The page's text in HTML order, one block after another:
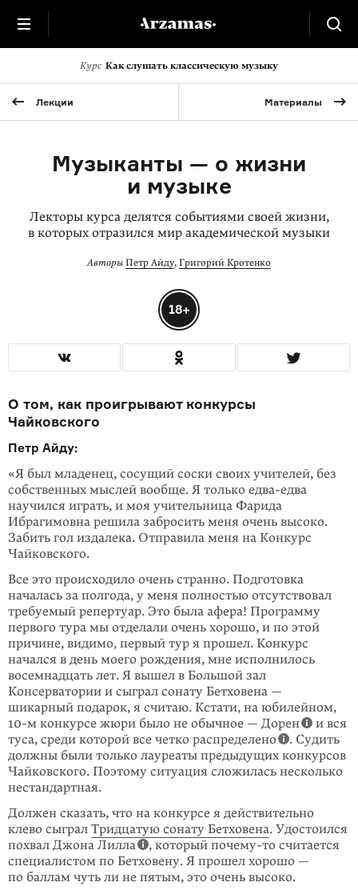
Курс Как слушать классическую музыку
Лекции Материалы
Музыканты — о жизни
и музыке
Лекторы курса делятся событиями своей жизни,
в которых отразился мир академической музыки
Авторы Петр Айду, Григорий Кротенко
18+
О том, как проигрывают конкурсы
Чайковского
Петр Айду:
«Я был младенец, сосущий соски своих учителей, без
собственных мыслей вообще. Я только едва-едва
научился играть, и моя учительница Фарида
Ибрагимовна решила забросить меня очень высоко.
Забить гол издалека. Отправила меня на Конкурс
Чайковского.
Все это происходило очень странно. Подготовка
началась за полгода, у меня полностью отсутствовал
требуемый репертуар. Это была афера! Программу
первого тура мы отделали очень хорошо, и по этой
причине, видимо, первый тур я прошел. Конкурс
начался в день моего рождения, мне исполнилось
восемнадцать лет. Я вышел в Большой зал
Консерватории и сыграл сонату Бетховена —
шикарный подарок, я считаю. Кстати, на юбилейном,
10-м конкурсе жюри было не обычное — Дорен
и вся
туса, среди которой все четко распределено
. Судить
должны были только лауреаты предыдущих конкурсов
Чайковского. Поэтому ситуация сложилась несколько
нестандартная.
Должен сказать, что на конкурсе я действительно
клево сыграл Тридцатую сонату Бетховена. Удостоился
похвал Джона Лилла
, который почему-то считается
специалистом по Бетховену. Я прошел хорошо —
по баллам чуть ли не пятым, это очень высоко.